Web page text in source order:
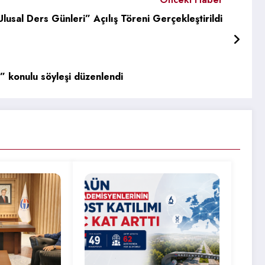
Ders Günleri” Açılış Töreni Gerçekleştirildi
konulu söyleşi düzenlendi